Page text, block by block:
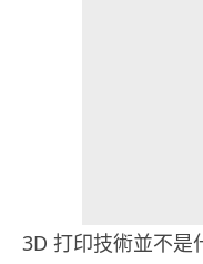
3D 打印技術並不是